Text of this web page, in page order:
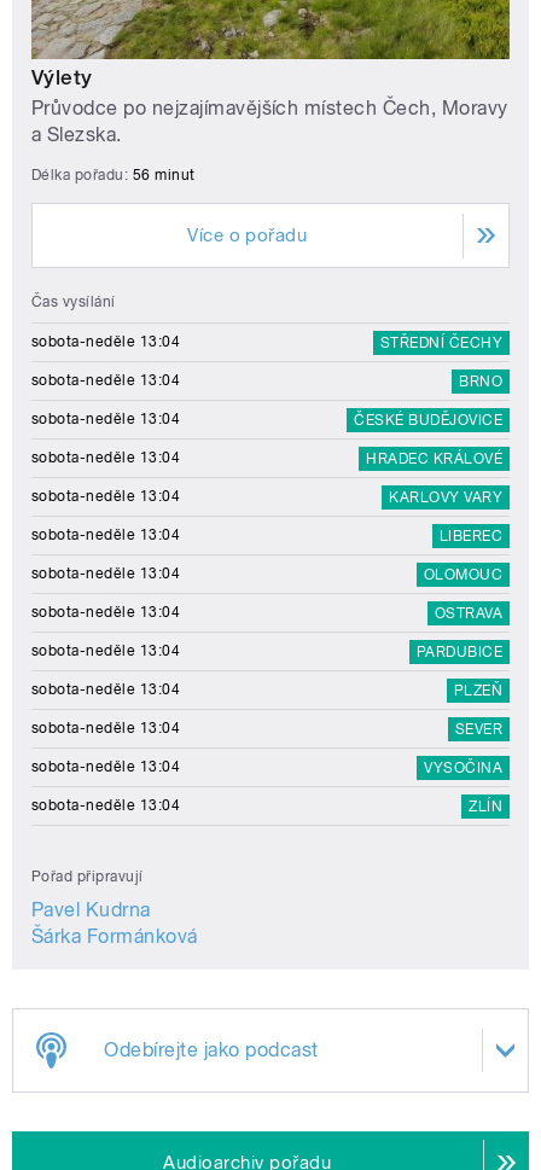
Výlety
Průvodce po nejzajímavějších místech Čech, Moravy
a Slezska.
Délka pořadu: 56 minut
Více o pořadu
Čas vysílání
sobota-neděle 13:04 STŘEDNÍ ČECHY
sobota-neděle 13:04 BRNO
sobota-neděle 13:04 ČESKÉ BUDĚJOVICE
sobota-neděle 13:04 HRADEC KRÁLOVÉ
sobota-neděle 13:04 KARLOVY VARY
sobota-neděle 13:04 LIBEREC
sobota-neděle 13:04 OLOMOUC
sobota-neděle 13:04 OSTRAVA
sobota-neděle 13:04 PARDUBICE
sobota-neděle 13:04 PLZEŇ
sobota-neděle 13:04 SEVER
sobota-neděle 13:04 VYSOČINA
sobota-neděle 13:04 ZLÍN
Pořad připravují
Pavel Kudrna
Šárka Formánková
Odebírejte jako podcast
Audioarchiv pořadu